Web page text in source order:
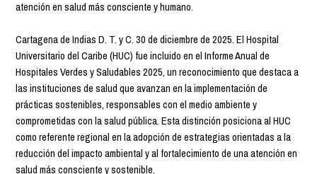
atención en salud más consciente y humano.
Cartagena de Indias D. T. y C. 30 de diciembre de 2025. El Hospital
Universitario del Caribe (HUC) fue incluido en el Informe Anual de
Hospitales Verdes y Saludables 2025, un reconocimiento que destaca a
las instituciones de salud que avanzan en la implementación de
prácticas sostenibles, responsables con el medio ambiente y
comprometidas con la salud pública. Esta distinción posiciona al HUC
como referente regional en la adopción de estrategias orientadas a la
reducción del impacto ambiental y al fortalecimiento de una atención en
salud más consciente y sostenible.